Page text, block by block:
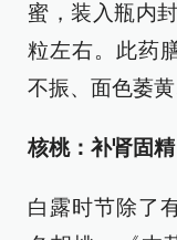
蜜，装入瓶内
粒左右。此药
不振、面色萎
核桃：补肾固
白露时节除了